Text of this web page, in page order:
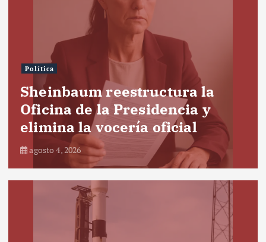
Política
Sheinbaum reestructura la
Oficina de la Presidencia y
elimina la vocería oficial
agosto 4, 2026